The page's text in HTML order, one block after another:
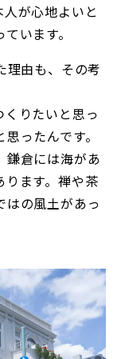
が心地よいと
います。
理由も、その考
りたいと思っ
ったんです。
鎌倉には海があ
ります。禅や茶
はの風土があっ